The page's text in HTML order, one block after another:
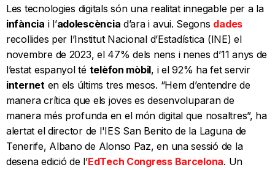
Les tecnologies digitals són una realitat innegable per a la
infància i l’adolescència d’ara i avui. Segons dades
recollides per l’Institut Nacional d’Estadística (INE) el
novembre de 2023, el 47% dels nens i nenes d’11 anys de
l’estat espanyol té telèfon mòbil, i el 92% ha fet servir
interneten els últims tres mesos. “Hem d’entendre de
manera crítica que els joves es desenvoluparan de
manera més profunda en el món digital que nosaltres”, ha
alertat el director de l'IES San Benito de la Laguna de
Tenerife, Albano de Alonso Paz, en una sessió de la
desena edició de l’EdTech Congress Barcelona. Un